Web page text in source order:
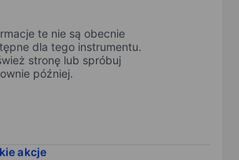
te nie są obecnie
dla tego instrumentu.
stronę lub spróbuj
później.
akcje